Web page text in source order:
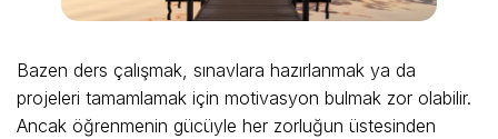
Bazen ders çalışmak, sınavlara hazırlanmak ya da
projeleri tamamlamak için motivasyon bulmak zor olabilir.
Ancak öğrenmenin gücüyle her zorluğun üstesinden